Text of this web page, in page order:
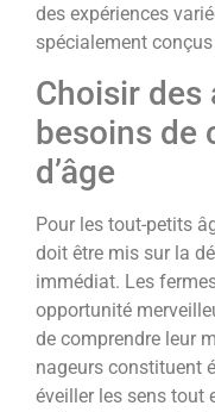
des expériences
spécialement
Choisir des
besoins de
d’âge
Pour les tout-petits
doit être mis sur la
immédiat. Les
opportunité
de comprendre leur
nageurs constituent
éveiller les sens tout